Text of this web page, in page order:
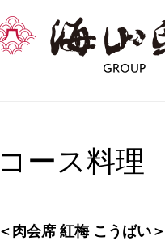
コース料理
＜肉会席 紅梅 こうばい